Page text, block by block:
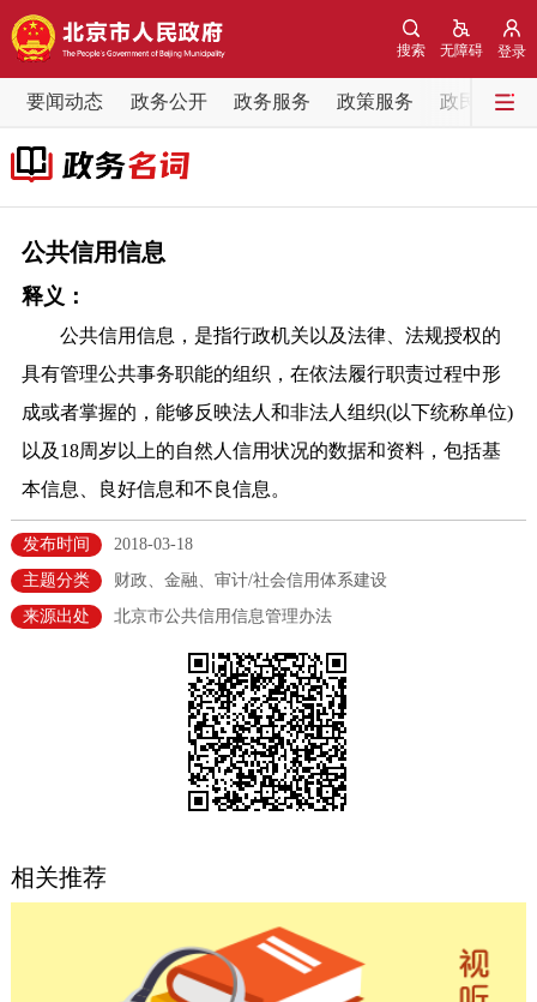
登录
无障碍
搜索
要闻动态 政务公开 政务服务 政策服务 政民互动
要闻动态
党中央精神
各区热点
政务公开
市领导 机构职能 政策服务
政策兑现 政策解读
决策公开 专题公开
政务服务
法人服务
利企服务
政民互动
12345网上接诉即办 我要咨询 我要建议
公共信用信息
释义：
公共信用信息，是指行政机关以及法律、法规授权的
具有管理公共事务职能的组织，在依法履行职责过程中形
成或者掌握的，能够反映法人和非法人组织(以下统称单位)
以及18周岁以上的自然人信用状况的数据和资料，包括基
本信息、良好信息和不良信息。
发布时间
2018-03-18
主题分类
财政、金融、审计/社会信用体系建设
来源出处
北京市公共信用信息管理办法
相关推荐